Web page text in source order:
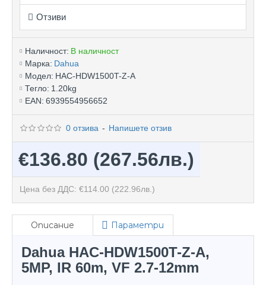
Отзиви
Наличност: В наличност
Марка: Dahua
Модел: HAC-HDW1500T-Z-A
Тегло: 1.20kg
EAN: 6939554956652
0 отзива - Напишете отзив
€136.80 (267.56лв.)
Цена без ДДС: €114.00 (222.96лв.)
Описание Параметри
Dahua HAC-HDW1500T-Z-A,
5MP, IR 60m, VF 2.7-12mm